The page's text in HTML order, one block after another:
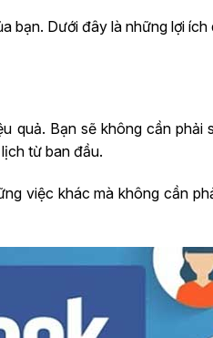
bạn. Dưới đây là những lợi ích
quả. Bạn sẽ không cần phải
từ ban đầu.
việc khác mà không cần